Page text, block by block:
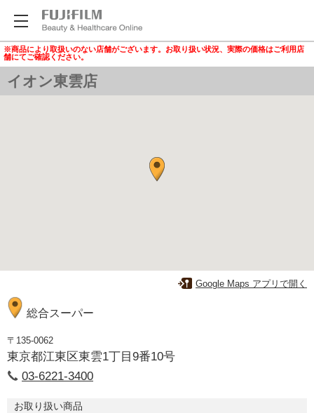
※商品により取扱いのない店舗がございます。お取り扱い状況、実際の価格はご利用店
舗にてご確認ください。
イオン東雲店
Google Maps アプリで開く
総合スーパー
〒135-0062
東京都江東区東雲1丁目9番10号
03-6221-3400
お取り扱い商品